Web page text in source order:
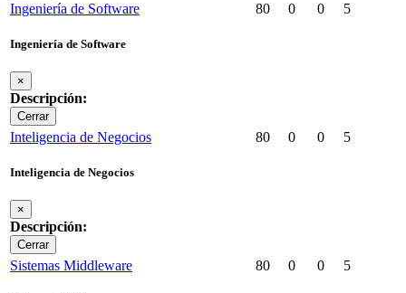
Ingeniería de Software
Ingeniería de Software
×
Descripción:
Cerrar
80 0 0 5
Inteligencia de Negocios
Inteligencia de Negocios
×
Descripción:
Cerrar
80 0 0 5
Sistemas Middleware 80 0 0 5